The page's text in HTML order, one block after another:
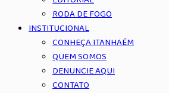
RODA DE FOGO
INSTITUCIONAL
CONHEÇA ITANHAÉM
QUEM SOMOS
DENUNCIE AQUI
CONTATO